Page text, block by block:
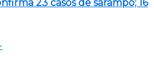
23 casos de sarampo; 16